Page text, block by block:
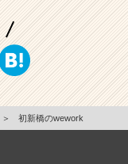
＞ 初新橋のwework